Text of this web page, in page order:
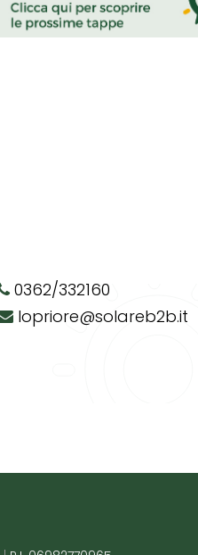
0362/332160
lopriore@solareb2b.it